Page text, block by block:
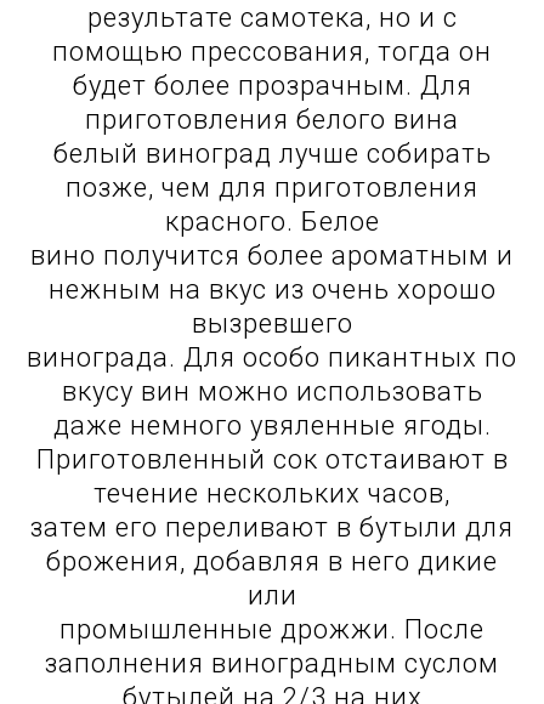
результате самотека, но и с
помощью прессования, тогда он
будет более прозрачным. Для
приготовления белого вина
белый виноград лучше собирать
позже, чем для приготовления
красного. Белое
вино получится более ароматным и
нежным на вкус из очень хорошо
вызревшего
винограда. Для особо пикантных по
вкусу вин можно использовать
даже немного увяленные ягоды.
Приготовленный сок отстаивают в
течение нескольких часов,
затем его переливают в бутыли для
брожения, добавляя в него дикие
или
промышленные дрожжи. После
заполнения виноградным суслом
бутылей на 2/3 на них